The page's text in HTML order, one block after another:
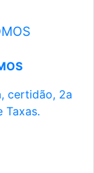
certidão, 2a
Taxas.